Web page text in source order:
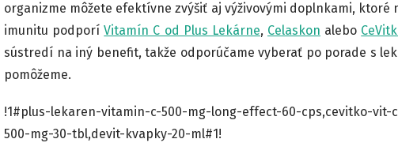
organizme môžete efektívne zvýšiť aj výživovými doplnkami, ktoré
imunitu podporíVitamín C od Plus Lekárne, Celaskon alebo
sústredí na iný benefit, takže odporúčame vyberať po porade s
pomôžeme.
!1#plus-lekaren-vitamin-c-500-mg-long-effect-60-cps,cevitko-
500-mg-30-tbl,devit-kvapky-20-ml#1!